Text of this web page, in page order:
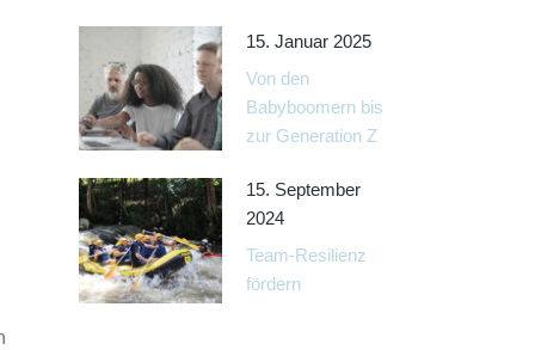
15. Januar 2025
Von den
Babyboomern bis
zur Generation Z
15. September
2024
Team-Resilienz
fördern